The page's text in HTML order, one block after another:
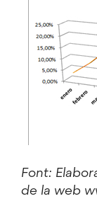
Font:
de la web